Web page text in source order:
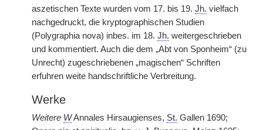
aszetischen Texte wurden vom 17. bis 19. Jh. vielfach
nachgedruckt, die kryptographischen Studien
(Polygraphia nova) inbes. im 18. Jh. weitergeschrieben
und kommentiert. Auch die dem „Abt von Sponheim“ (zu
Unrecht) zugeschriebenen „magischen“ Schriften
erfuhren weite handschriftliche Verbreitung.
Werke
Weitere WAnnales Hirsaugienses, St. Gallen 1690;